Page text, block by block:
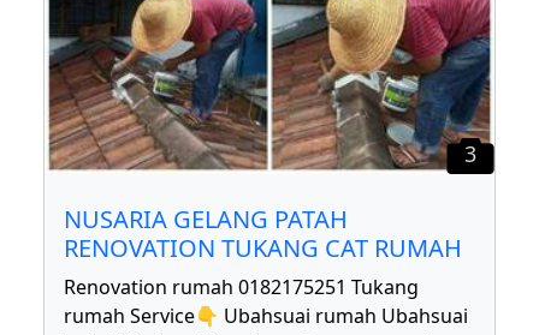
3
NUSARIA GELANG PATAH
RENOVATION TUKANG CAT RUMAH
Renovation rumah 0182175251 Tukang
rumah Service👇 Ubahsuai rumah Ubahsuai